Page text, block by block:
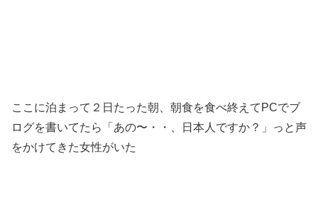
ここに泊まって２日たった朝、朝食を食べ終えてPCでブ
ログを書いてたら「あの〜・・、日本人ですか？」っと声
をかけてきた女性がいた